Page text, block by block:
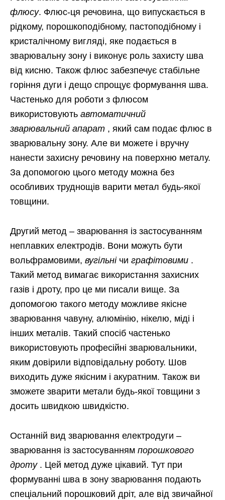
флюсу. Флюс-ця речовина, що випускається в
рідкому, порошкоподібному, пастоподібному і
кристалічному вигляді, яке подається в
зварювальну зону і виконує роль захисту шва
від кисню. Також флюс забезпечує стабільне
горіння дуги і дещо спрощує формування шва.
Частенько для роботи з флюсом
використовують автоматичний
зварювальний апарат , який сам подає флюс в
зварювальну зону. Але ви можете і вручну
нанести захисну речовину на поверхню металу.
За допомогою цього методу можна без
особливих труднощів варити метал будь-якої
товщини.
Другий метод – зварювання із застосуванням
неплавких електродів. Вони можуть бути
вольфрамовими, вугільні чи графітовими .
Такий метод вимагає використання захисних
газів і дроту, про це ми писали вище. За
допомогою такого методу можливе якісне
зварювання чавуну, алюмінію, нікелю, міді і
інших металів. Такий спосіб частенько
використовують професійні зварювальники,
яким довірили відповідальну роботу. Шов
виходить дуже якісним і акуратним. Також ви
зможете зварити метали будь-якої товщини з
досить швидкою швидкістю.
Останній вид зварювання електродуги –
зварювання із застосуванням порошкового
дроту . Цей метод дуже цікавий. Тут при
формуванні шва в зону зварювання подають
спеціальний порошковий дріт, але від звичайної